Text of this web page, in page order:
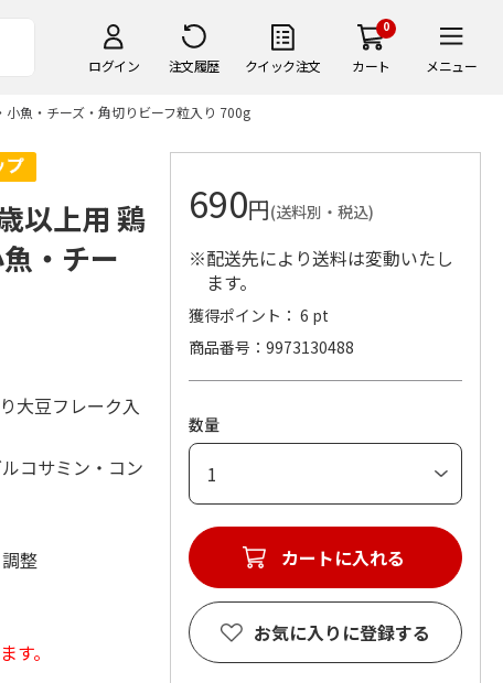
ログイン 注文履歴 クイック注文
0
カート メニュー
魚・チーズ・角切りビーフ粒入り 700g
以上用 鶏
・チー
大豆フレーク入
コサミン・コン
整
す。
690円(送料別・税込)
※配送先により送料は変動いたし
ます。
獲得ポイント： 6 pt
商品番号
9973130488
数量
カートに入れる
お気に入りに登録する